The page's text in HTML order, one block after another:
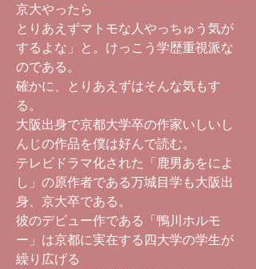
京大やったら
とりあえずマトモな人やっちゅう気が
するよな」と。けっこう学歴重視派な
のである。
確かに、とりあえずはそんな気もす
る。
大阪出身で京都大学卒の作家いしいし
んじの作品を僕は好んで読む。
テレビドラマ化された「鹿男あをによ
し」の原作者である万城目学も大阪出
身、京大卒である。
彼のデビュー作である「鴨川ホルモ
ー」は京都に実在する四大学の学生が
繰り広げる